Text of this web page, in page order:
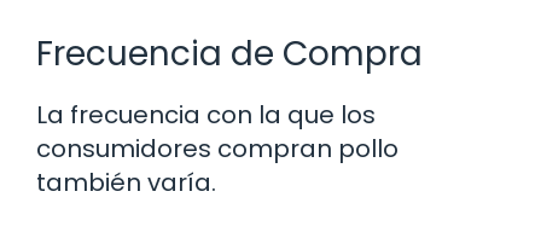
Frecuencia de Compra
La frecuencia con la que los
consumidores compran pollo
también varía.